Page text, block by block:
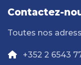
Contactez-
Toutes nos
+352 2 6543